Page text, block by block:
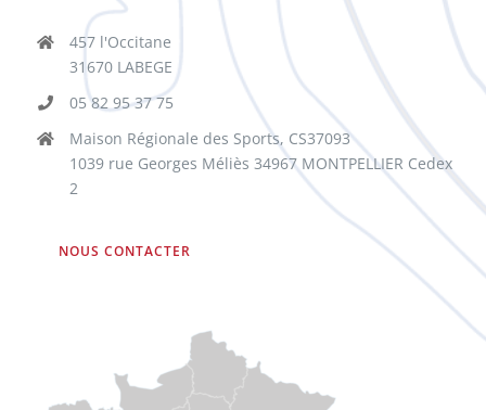
457 l'Occitane
31670 LABEGE
05 82 95 37 75
Maison Régionale des Sports, CS37093
1039 rue Georges Méliès 34967 MONTPELLIER Cedex
2
NOUS CONTACTER